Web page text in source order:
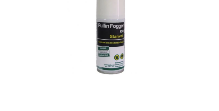
KRÁLÍCI/HLODAVCI/PTÁCI